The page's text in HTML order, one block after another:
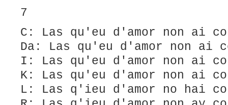
7
C: Las qu'eu d'amor non ai
Da: Las qu'eu d'amor non ai
I: Las qu'eu d'amor non ai
K: Las qu'eu d'amor non ai
L: Las q'ieu d'amor no hai